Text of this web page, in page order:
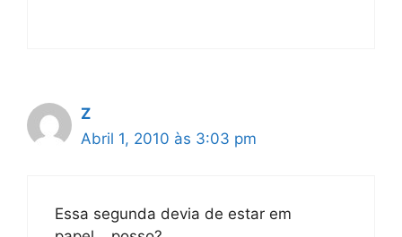
Z
Abril 1, 2010 às 3:03 pm
Essa segunda devia de estar em